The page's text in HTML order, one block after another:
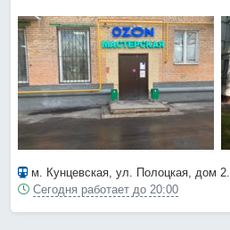
м. Кунцевская, ул. Полоцкая, дом 2.
Сегодня работает до 20:00